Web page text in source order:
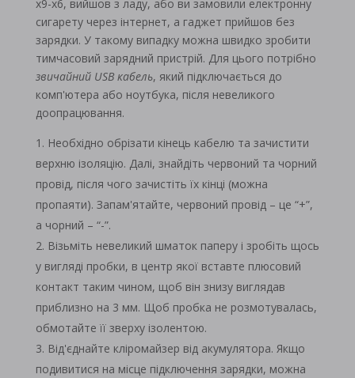
x9-x6, вийшов з ладу, або ви замовили електронну
сигарету через інтернет, а гаджет прийшов без
зарядки. У такому випадку можна швидко зробити
тимчасовий зарядний пристрій. Для цього потрібно
звичайний USB кабель, який підключається до
комп'ютера або ноутбука, після невеликого
доопрацювання.
Необхідно обрізати кінець кабелю та зачистити
верхню ізоляцію. Далі, знайдіть червоний та чорний
провід, після чого зачистіть їх кінці (можна
пропаяти). Запам'ятайте, червоний провід – це “+”,
а чорний – “-”.
Візьміть невеликий шматок паперу і зробіть щось
у вигляді пробки, в центр якої вставте плюсовий
контакт таким чином, щоб він знизу виглядав
приблизно на 3 мм. Щоб пробка не розмотувалась,
обмотайте її зверху ізолентою.
Від'єднайте кліромайзер від акумулятора. Якщо
подивитися на місце підключення зарядки, можна